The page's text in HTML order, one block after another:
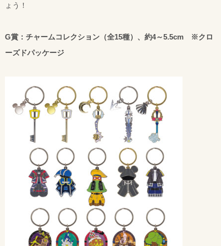
ょう！
G賞：チャームコレクション（全15種）、約4～5.5cm ※クロ
ーズドパッケージ